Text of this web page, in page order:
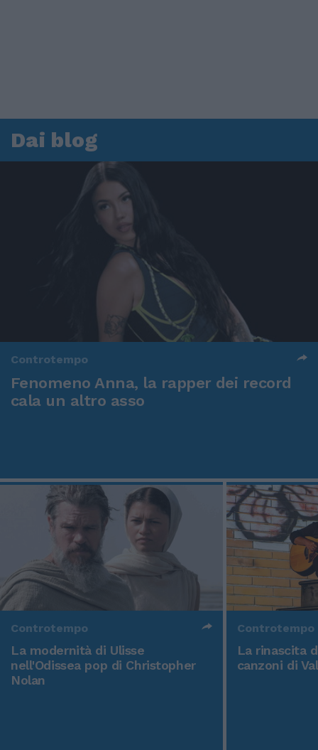
Dai blog
Controtempo
Fenomeno Anna, la rapper dei record
cala un altro asso
Controtempo
La modernità di Ulisse
nell'Odissea pop di Christopher
Nolan
Controtempo
La rinascita
canzoni di